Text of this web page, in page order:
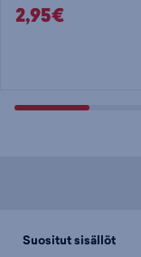
2,95€
Suositut sisällöt